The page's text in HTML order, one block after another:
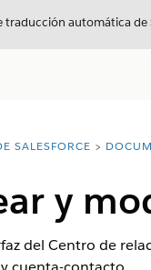
traducción automática
aquí:
SALESFORCE
y
del Centro de